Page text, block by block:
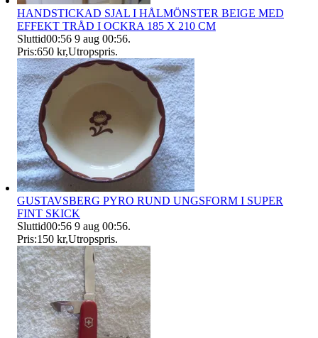
HANDSTICKAD SJAL I HÅLMÖNSTER BEIGE MED
EFFEKT TRÅD I OCKRA 185 X 210 CM
Sluttid00:56 9 aug 00:56.
Pris:650 kr,Utropspris.
GUSTAVSBERG PYRO RUND UNGSFORM I SUPER
FINT SKICK
Sluttid00:56 9 aug 00:56.
Pris:150 kr,Utropspris.